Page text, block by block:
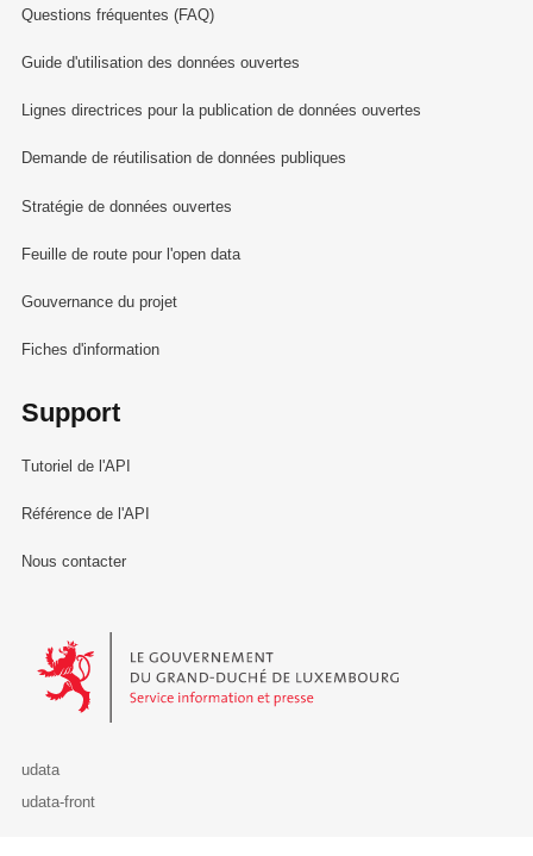
Questions fréquentes (FAQ)
Guide d'utilisation des données ouvertes
Lignes directrices pour la publication de données ouvertes
Demande de réutilisation de données publiques
Stratégie de données ouvertes
Feuille de route pour l'open data
Gouvernance du projet
Fiches d'information
Support
Tutoriel de l'API
Référence de l'API
Nous contacter
Le Gouvernement du Grand-Duché de Luxembourg - Service
udata
udata-front